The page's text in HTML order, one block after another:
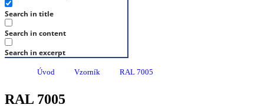
Search in title
Search in content
Search in excerpt
Úvod Vzorník RAL 7005
RAL 7005